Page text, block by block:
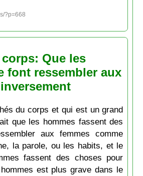
?p=668
Que les
font ressembler aux
du corps et qui est un grand
que les hommes fassent des
aux femmes comme
la parole, ou les habits, et le
fassent des choses pour
est plus grave dans le